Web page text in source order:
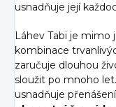
usnadňuje její
Láhev Tabi je mimo
kombinace
zaručuje dlouhou
sloužit po mnoho
usnadňuje